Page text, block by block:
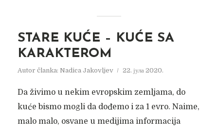
STARE KUĆE – KUĆE SA
KARAKTEROM
Autor članka: Nadica Jakovljev 22. јула 2020.
Da živimo u nekim evropskim zemljama, do
kuće bismo mogli da dođemo i za 1 evro. Naime,
malo malo, osvane u medijima informacija